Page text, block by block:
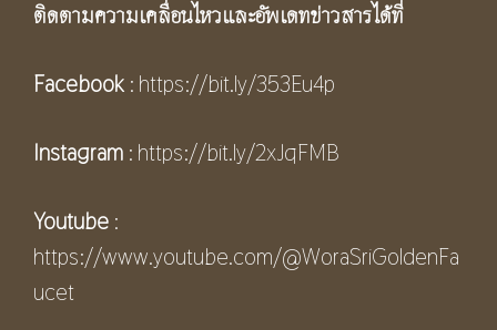
ติดตามความเคลื่อนไหวและอัพเดทข่าวสารได้ที่
Facebook : https://bit.ly/353Eu4p
Instagram : https://bit.ly/2xJqFMB
Youtube :
https://www.youtube.com/@WoraSriGoldenFa
ucet